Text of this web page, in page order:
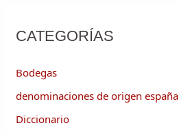
CATEGORÍAS
Bodegas
denominaciones de origen españa
Diccionario